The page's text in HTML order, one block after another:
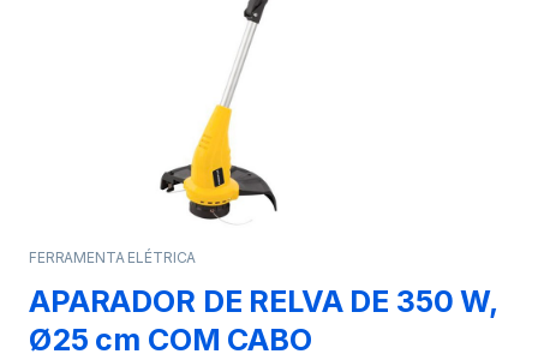
FERRAMENTA ELÉTRICA
APARADOR DE RELVA DE 350 W,
Ø25 cm COM CABO